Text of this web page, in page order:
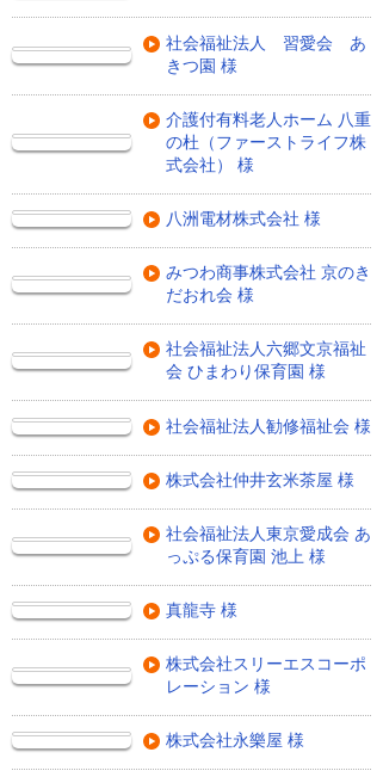
社会福祉法人 習愛会 あ
きつ園 様
介護付有料老人ホーム 八重
の杜（ファーストライフ株
式会社） 様
八洲電材株式会社 様
みつわ商事株式会社 京のき
だおれ会 様
社会福祉法人六郷文京福祉
会 ひまわり保育園 様
社会福祉法人勧修福祉会 様
株式会社仲井玄米茶屋 様
社会福祉法人東京愛成会 あ
っぷる保育園 池上 様
真龍寺 様
株式会社スリーエスコーポ
レーション 様
株式会社永樂屋 様